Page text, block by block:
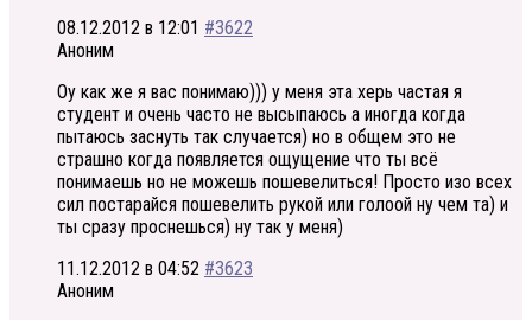
08.12.2012 в 12:01 #3622
Аноним
Оу как же я вас понимаю))) у меня эта херь частая я
студент и очень часто не высыпаюсь а иногда когда
пытаюсь заснуть так случается) но в общем это не
страшно когда появляется ощущение что ты всё
понимаешь но не можешь пошевелиться! Просто изо всех
сил постарайся пошевелить рукой или голоой ну чем та) и
ты сразу проснешься) ну так у меня)
11.12.2012 в 04:52 #3623
Аноним